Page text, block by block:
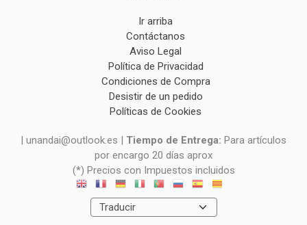
Ir arriba
Contáctanos
Aviso Legal
Política de Privacidad
Condiciones de Compra
Desistir de un pedido
Políticas de Cookies
| unandai@outlook.es | Tiempo de Entrega: Para artículos
por encargo 20 días aprox
(*) Precios con Impuestos incluidos